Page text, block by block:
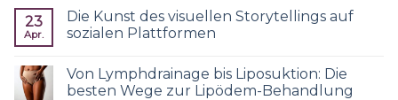
23
Apr.
Die Kunst des visuellen Storytellings auf
sozialen Plattformen
Von Lymphdrainage bis Liposuktion: Die
besten Wege zur Lipödem-Behandlung